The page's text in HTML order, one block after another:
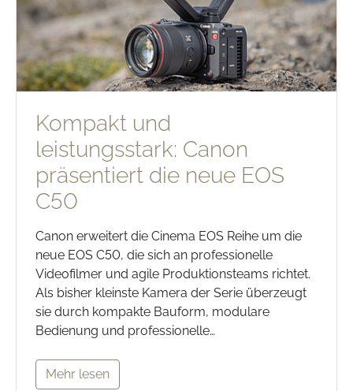
Kompakt und
leistungsstark: Canon
präsentiert die neue EOS
C50
Canon erweitert die Cinema EOS Reihe um die
neue EOS C50, die sich an professionelle
Videofilmer und agile Produktionsteams richtet.
Als bisher kleinste Kamera der Serie überzeugt
sie durch kompakte Bauform, modulare
Bedienung und professionelle…
Mehr lesen